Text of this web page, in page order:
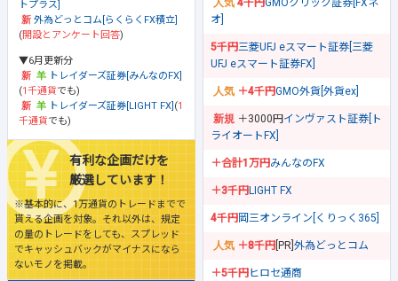
トプラス]
外為どっとコム[らくらくFX積立]
(開設とアンケート回答)
▼6月更新分
トレイダーズ証券[みんなのFX]
(1千通貨でも)
トレイダーズ証券[LIGHT FX] (1
千通貨でも)
有利な企画だけを
厳選しています！
※基本的に、1万通貨のトレードまでで
貰える企画を対象。それ以外は、規定
の量のトレードをしても、スプレッド
でキャッシュバックがマイナスになら
ないモノを掲載。
4千円GMOクリック証券[FXネ
オ]
5千円三菱UFJ eスマート証券[三菱
UFJ eスマート証券FX]
＋4千円GMO外貨[外貨ex]
＋3000円 インヴァスト証券[ト
ライオートFX]
＋合計1万円みんなのFX
＋3千円LIGHT FX
4千円岡三オンライン[くりっく365]
＋8千円 [PR] 外為どっとコム
＋5千円ヒロセ通商